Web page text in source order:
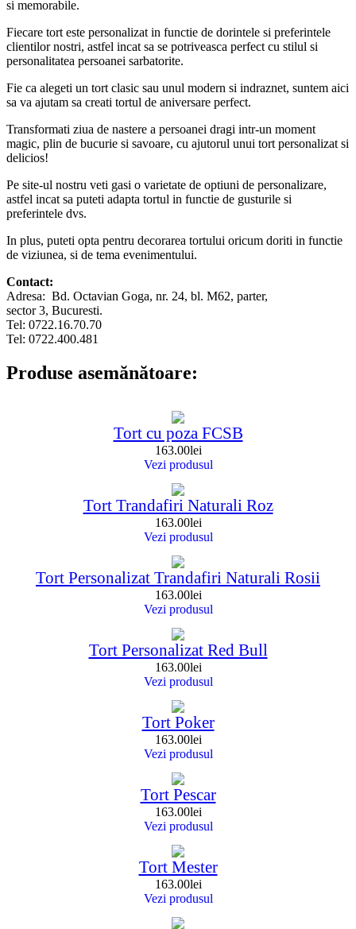
si memorabile.
Fiecare tort este personalizat in functie de dorintele si preferintele
clientilor nostri, astfel incat sa se potriveasca perfect cu stilul si
personalitatea persoanei sarbatorite.
Fie ca alegeti un tort clasic sau unul modern si indraznet, suntem aici
sa va ajutam sa creati tortul de aniversare perfect.
Transformati ziua de nastere a persoanei dragi intr-un moment
magic, plin de bucurie si savoare, cu ajutorul unui tort personalizat si
delicios!
Pe site-ul nostru veti gasi o varietate de optiuni de personalizare,
astfel incat sa puteti adapta tortul in functie de gusturile si
preferintele dvs.
In plus, puteti opta pentru decorarea tortului oricum doriti in functie
de viziunea, si de tema evenimentului.
Contact:
Adresa: Bd. Octavian Goga, nr. 24, bl. M62, parter,
sector 3, Bucuresti.
Tel: 0722.16.70.70
Tel: 0722.400.481
Produse asemănătoare:
Tort cu poza FCSB
163.00lei
Vezi produsul
Tort Trandafiri Naturali Roz
163.00lei
Vezi produsul
Tort Personalizat Trandafiri Naturali Rosii
163.00lei
Vezi produsul
Tort Personalizat Red Bull
163.00lei
Vezi produsul
Tort Poker
163.00lei
Vezi produsul
Tort Pescar
163.00lei
Vezi produsul
Tort Mester
163.00lei
Vezi produsul